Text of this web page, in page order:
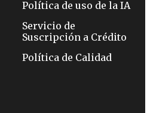
Política de uso de la IA
Servicio de
Suscripción a Crédito
Política de Calidad